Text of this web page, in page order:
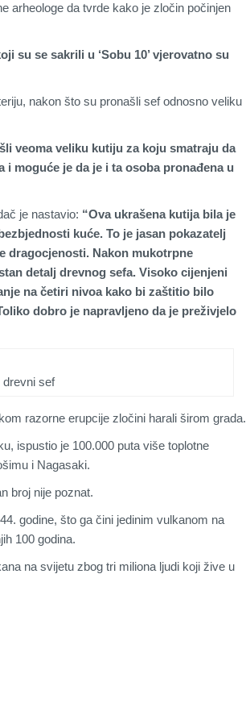
arheologe da tvrde kako je zločin počinjen
su se sakrili u ‘Sobu 10’ vjerovatno su
nakon što su pronašli sef odnosno veliku
veoma veliku kutiju za koju smatraju da
moguće je da je i ta osoba pronađena u
je nastavio: “Ova ukrašena kutija bila je
kuće. To je jasan pokazatelj
dragocjenosti. Nakon mukotrpne
detalj drevnog sefa. Visoko cijenjeni
na četiri nivoa kako bi zaštitio bilo
dobro je napravljeno da je preživjelo
drevni sef
razorne erupcije zločini harali širom grada.
ispustio je 100.000 puta više toplotne
i Nagasaki.
broj nije poznat.
godine, što ga čini jedinim vulkanom na
100 godina.
na svijetu zbog tri miliona ljudi koji žive u